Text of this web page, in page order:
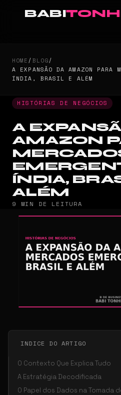
BABI
HOME/BLOG/
A EXPANSÃO DA AMAZON PARA
ÍNDIA, BRASIL E ALÉM
HISTÓRIAS DE NEGÓCIOS
A
AMAZON
ÍNDIA,
ALÉM
9 MIN DE LEITURA
INDICE DO ARTIGO
O Contexto Que Explica Tudo
A Estratégia Decodificada
O Papel dos Dados na Tomada